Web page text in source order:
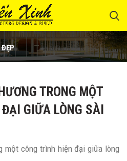
TRONG MỘT
GIỮA LÒNG SÀI
một công trình hiện đại giữa lòng